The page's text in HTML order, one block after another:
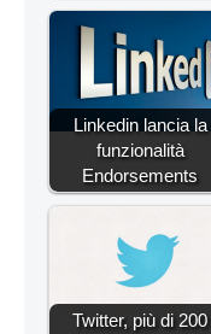
Linkedin lancia la
funzionalità
Endorsements
Twitter, più di 200